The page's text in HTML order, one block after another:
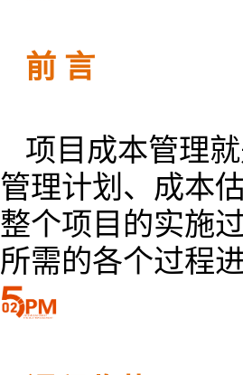
前 言
项目成本管理
管理计划、成本估
整个项目的实施
所需的各个过程